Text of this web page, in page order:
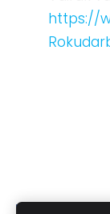
https://